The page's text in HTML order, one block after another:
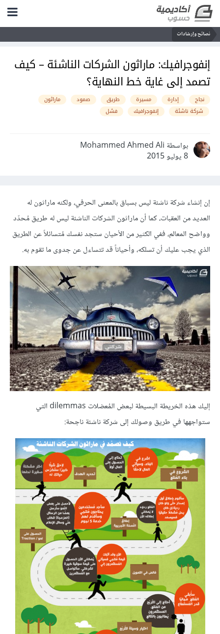
نصائح وإرشادات
إنفوجرافيك: ماراثون الشركات الناشئة – كيف
تصمد إلى غاية خط النهاية؟
نجاح إدارة مسيرة طريق صمود
ماراثون
شركة ناشئة
إنفوجرافيك فشل
بواسطة Mohammed Ahmed Ali
8 يوليو 2015
إن إنشاء شركة ناشئة ليس بسباق بالمعنى الحرفي، ولكنه ماراثون له
العديد من العقبات، كما أن ماراثون الشركات الناشئة ليس له طريق مُحدّد
وواضح المعالم، ففي الكثير من الأحيان ستجد نفسك مُتسائلاً عن الطريق
الذي يجب عليك أن تسلكه، وأحياناً قد تتساءل عن جدوى ما تقوم به.
إليك هذه الخريطة البسيطة لبعض المُعضلات dilemmas التي
ستواجهها في طريق وصولك إلى شركة ناشئة ناجحة: